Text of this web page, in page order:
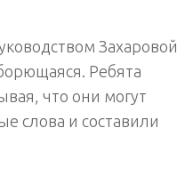
Захаровой
Ребята
что они могут
слова и составили